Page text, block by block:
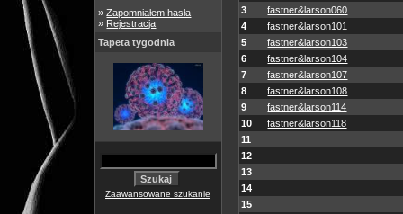
»Zapomniałem hasła
» Rejestracja
Tapeta tygodnia
Zaawansowane szukanie
3
fastner&larson060
4
fastner&larson101
5
fastner&larson103
6
fastner&larson104
7
fastner&larson107
8
fastner&larson108
9
fastner&larson114
10
fastner&larson118
11
12
13
14
15